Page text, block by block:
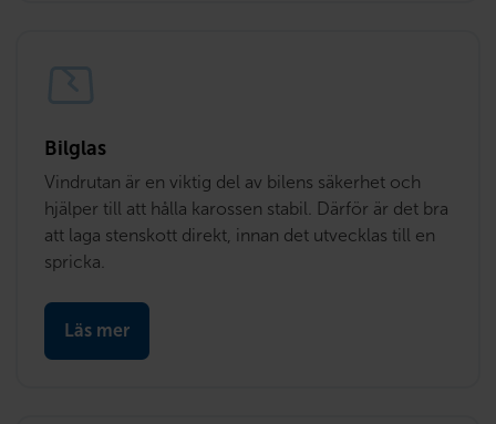
Bilglas
Vindrutan är en viktig del av bilens säkerhet och
hjälper till att hålla karossen stabil. Därför är det bra
att laga stenskott direkt, innan det utvecklas till en
spricka.
Läs mer